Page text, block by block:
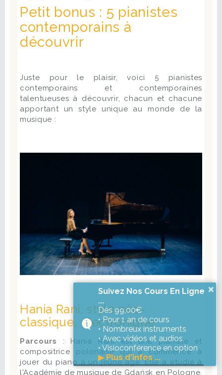
Petit bonus : 5 pianistes
contemporains à
découvrir
Juste pour le plaisir, voici 5 pianistes
contemporains et contemporaines
talentueuses à découvrir, chacun et chacune
apportant un style unique au monde de la
musique :
Hania Rani, style néo-
classique, électronique
Parcours : Hania Rani est une pianiste et
compositrice polonaise qui a commencé à
jouer du piano à un jeune âge. Elle a étudié à
l'Académie de musique de Gdańsk en Pologne,
×
Suivez Nos Cours En Ligne
...
Dès 99,00€
• Pour 1 an de cours
• Nombreux instruments
• Avec vidéos et audios
• Visioconférence en option
▶ Plus d'infos ...